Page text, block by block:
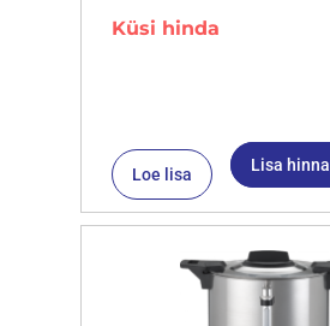
Küsi hinda
Loe lisa Lisa